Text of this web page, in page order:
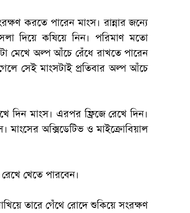
করতে পারেন মাংস। রান্নার জন্যে
দিয়ে কষিয়ে নিন। পরিমাণ মতো
মেখে অল্প আঁচে রেঁধে রাখতে পারেন
সেই মাংসটাই প্রতিবার অল্প আঁচে
দিন মাংস। এরপর ফ্রিজে রেখে দিন।
মাংসের অক্সিডেটিভ ও মাইক্রোবিয়াল
খেতে পারবেন।
তারে গেঁথে রোদে শুকিয়ে সংরক্ষণ